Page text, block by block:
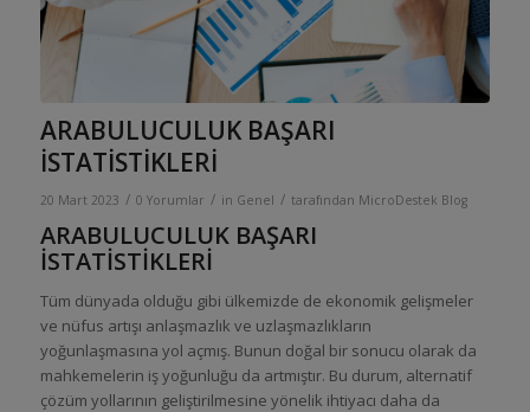
ARABULUCULUK BAŞARI
İSTATİSTİKLERİ
20 Mart 2023 / 0 Yorumlar / in Genel / tarafından MicroDestek Blog
ARABULUCULUK BAŞARI
İSTATİSTİKLERİ
Tüm dünyada olduğu gibi ülkemizde de ekonomik gelişmeler
ve nüfus artışı anlaşmazlık ve uzlaşmazlıkların
yoğunlaşmasına yol açmış. Bunun doğal bir sonucu olarak da
mahkemelerin iş yoğunluğu da artmıştır. Bu durum, alternatif
çözüm yollarının geliştirilmesine yönelik ihtiyacı daha da